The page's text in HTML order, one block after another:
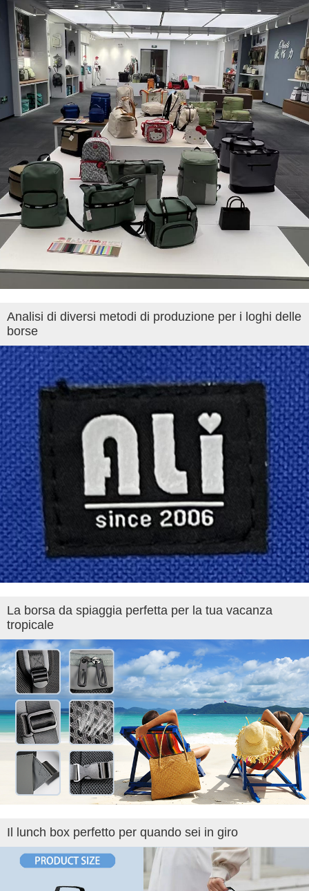
Analisi di diversi metodi di produzione per i loghi delle
borse
La borsa da spiaggia perfetta per la tua vacanza
tropicale
Il lunch box perfetto per quando sei in giro